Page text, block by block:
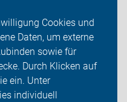
Cookies und
Daten, um externe
sowie für
Durch Klicken auf
ein. Unter
individuell